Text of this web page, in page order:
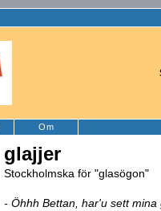
Om
glajjer
Stockholmska för "glasögon"
- Öhhh Bettan, har'u sett mina